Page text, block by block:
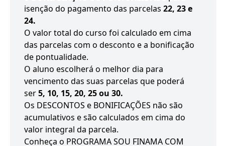
isenção do pagamento das parcelas 22, 23 e
24.
O valor total do curso foi calculado em cima
das parcelas com o desconto e a bonificação
de pontualidade.
O aluno escolherá o melhor dia para
vencimento das suas parcelas que poderá
ser5, 10, 15, 20, 25 ou 30.
Os DESCONTOS e BONIFICAÇÕES não são
acumulativos e são calculados em cima do
valor integral da parcela.
Conheça o PROGRAMA SOU FINAMA COM